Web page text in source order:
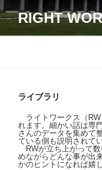
ン
テ
RIGHT
ライブラリ
ライトワークス（RW
れます。細かい話は専
さんのデータを集めて
ている側も説明されて
RWが立ち上がって数
めながらどんな事が出
かのヒントになれば嬉